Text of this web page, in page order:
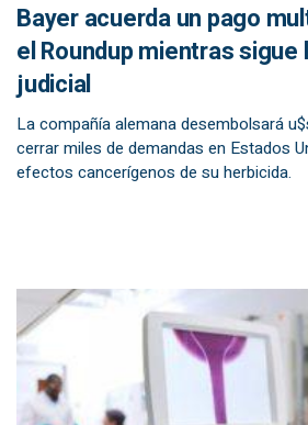
Bayer acuerda un pago
el Roundup mientras sigue
judicial
La compañía alemana desembolsará
cerrar miles de demandas en Estados
efectos cancerígenos de su herbicida.